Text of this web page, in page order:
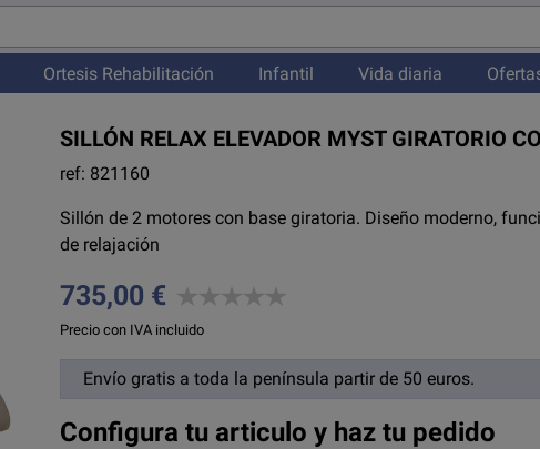
Ortesis Rehabilitación Infantil Vida diaria
SILLÓN RELAX ELEVADOR MYST GIRATORIO
ref: 821160
Sillón de 2 motores con base giratoria. Diseño moderno,
de relajación
735,00 €
Precio con IVA incluido
Envío gratis a toda la península partir de 50 euros.
Configura tu articulo y haz tu pedido